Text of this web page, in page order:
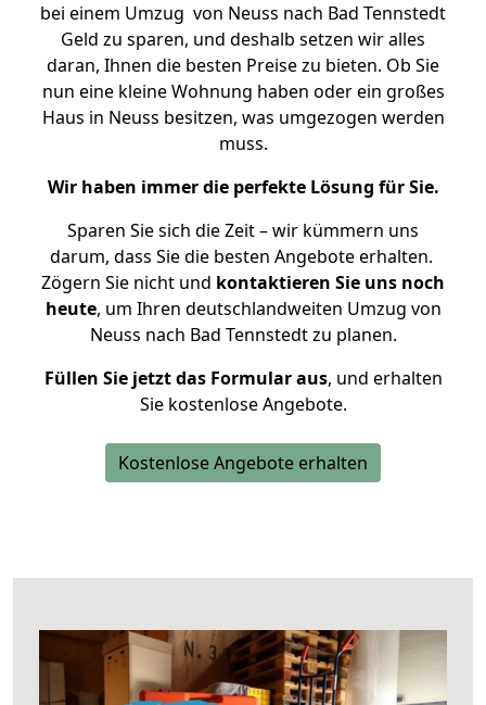
bei einem Umzug von Neuss nach Bad Tennstedt
Geld zu sparen, und deshalb setzen wir alles
daran, Ihnen die besten Preise zu bieten. Ob Sie
nun eine kleine Wohnung haben oder ein großes
Haus in Neuss besitzen, was umgezogen werden
muss.
Wir haben immer die perfekte Lösung für Sie.
Sparen Sie sich die Zeit – wir kümmern uns
darum, dass Sie die besten Angebote erhalten.
Zögern Sie nicht und kontaktieren Sie uns noch
heute, um Ihren deutschlandweiten Umzug von
Neuss nach Bad Tennstedt zu planen.
Füllen Sie jetzt das Formular aus, und erhalten
Sie kostenlose Angebote.
Kostenlose Angebote erhalten